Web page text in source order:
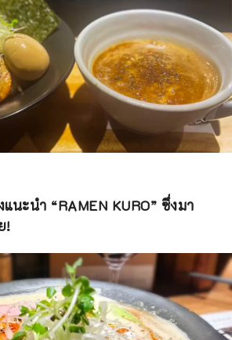
นะนำ “RAMEN KURO” ซึ่งมา
!